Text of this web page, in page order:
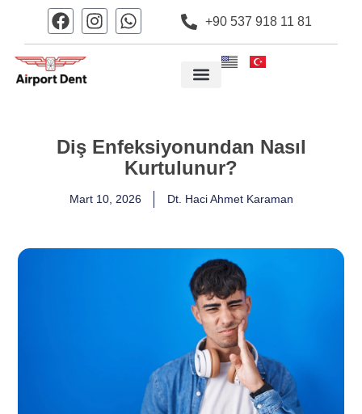
+90 537 918 11 81
Diş Enfeksiyonundan Nasıl
Kurtulunur?
Mart 10, 2026 Dt. Haci Ahmet Karaman